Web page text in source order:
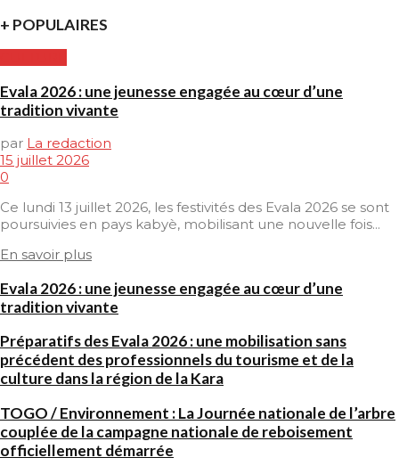
+ POPULAIRES
Evala 2026 : une jeunesse engagée au cœur d’une
tradition vivante
par La redaction
15 juillet 2026
0
Ce lundi 13 juillet 2026, les festivités des Evala 2026 se sont
poursuivies en pays kabyè, mobilisant une nouvelle fois...
En savoir plus
Evala 2026 : une jeunesse engagée au cœur d’une
tradition vivante
Préparatifs des Evala 2026 : une mobilisation sans
précédent des professionnels du tourisme et de la
culture dans la région de la Kara
TOGO / Environnement : La Journée nationale de l’arbre
couplée de la campagne nationale de reboisement
officiellement démarrée